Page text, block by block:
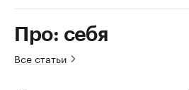
Про: себя
Все статьи